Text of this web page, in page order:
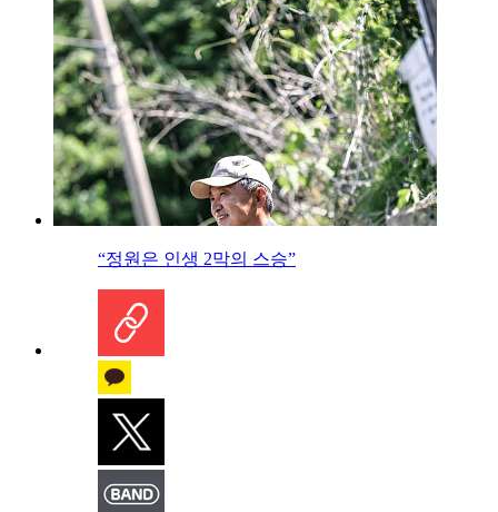
“정원은 인생 2막의 스승”